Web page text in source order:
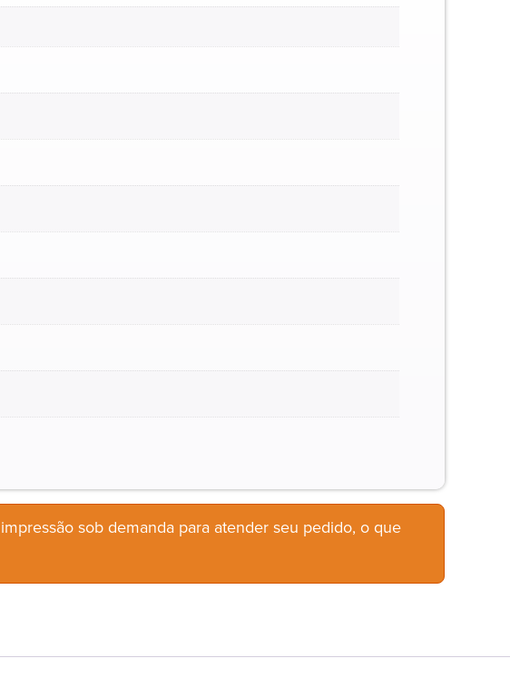
sob demanda para atender seu pedido, o que